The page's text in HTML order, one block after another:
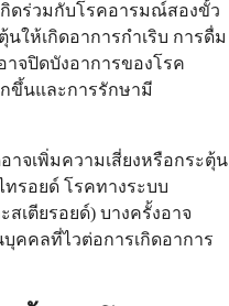
กิดร่วมกับโรคอารมณ์สองขั้ว
ให้เกิดอาการกำเริบ การดื่ม
าจปิดบังอาการของโรค
ขึ้นและการรักษามี
จเพิ่มความเสี่ยงหรือกระตุ้น
รอยด์ โรคทางระบบ
เตียรอยด์) บางครั้งอาจ
คคลที่ไวต่อการเกิดอาการ